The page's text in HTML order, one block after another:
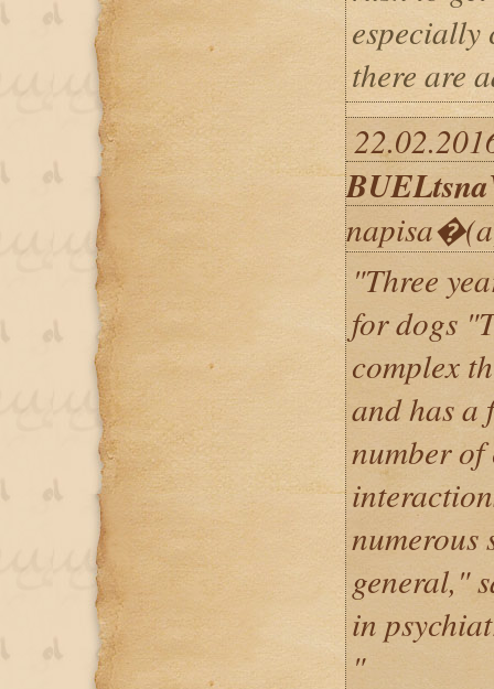
especially
there are
"Three
for dogs
complex
and has a
number
numerous
general,"
in
"